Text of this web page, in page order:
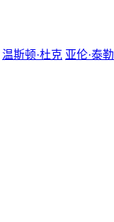
温斯顿·杜克 亚伦·泰